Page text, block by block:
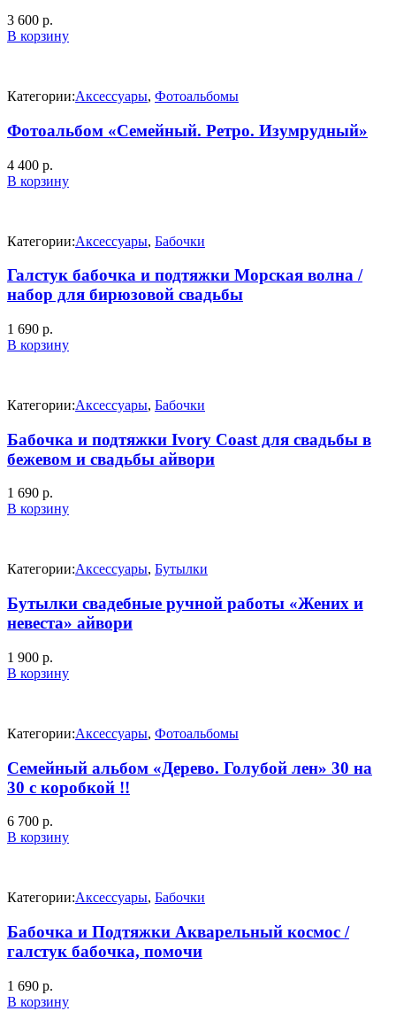
3 600 р.
В корзину
Категории:Аксессуары, Фотоальбомы
Фотоальбом «Семейный. Ретро. Изумрудный»
4 400 р.
В корзину
Категории:Аксессуары, Бабочки
Галстук бабочка и подтяжки Морская волна /
набор для бирюзовой свадьбы
1 690 р.
В корзину
Категории:Аксессуары, Бабочки
Бабочка и подтяжки Ivory Coast для свадьбы в
бежевом и свадьбы айвори
1 690 р.
В корзину
Категории:Аксессуары, Бутылки
Бутылки свадебные ручной работы «Жених и
невеста» айвори
1 900 р.
В корзину
Категории:Аксессуары, Фотоальбомы
Семейный альбом «Дерево. Голубой лен» 30 на
30 с коробкой !!
6 700 р.
В корзину
Категории:Аксессуары, Бабочки
Бабочка и Подтяжки Акварельный космос /
галстук бабочка, помочи
1 690 р.
В корзину